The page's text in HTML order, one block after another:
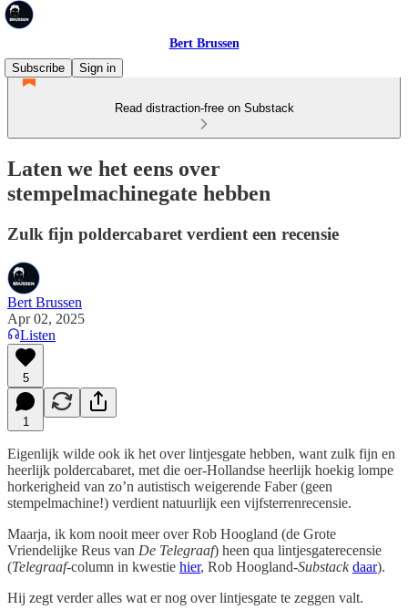
Bert Brussen
Subscribe
Sign in
Read distraction-free on Substack
Laten we het eens over
stempelmachinegate hebben
Zulk fijn poldercabaret verdient een recensie
Bert Brussen
Apr 02, 2025
Listen
5
1
Eigenlijk wilde ook ik het over lintjesgate hebben, want zulk fijn en
heerlijk poldercabaret, met die oer-Hollandse heerlijk hoekig lompe
horkerigheid van zo’n autistisch weigerende Faber (geen
stempelmachine!) verdient natuurlijk een vijfsterrenrecensie.
Maarja, ik kom nooit meer over Rob Hoogland (de Grote
Vriendelijke Reus van De Telegraaf) heen qua lintjesgaterecensie
(Telegraaf-column in kwestie hier, Rob Hoogland-Substack daar).
Hij zegt verder alles wat er nog over lintjesgate te zeggen valt.